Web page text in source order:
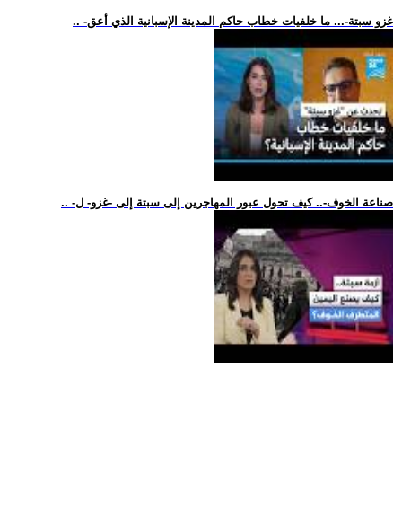
.. -غزو سبتة-... ما خلفيات خطاب حاكم المدينة الإسبانية الذي أعق
.. -صناعة الخوف-.. كيف تحول عبور المهاجرين إلى سبتة إلى -غزو- ل